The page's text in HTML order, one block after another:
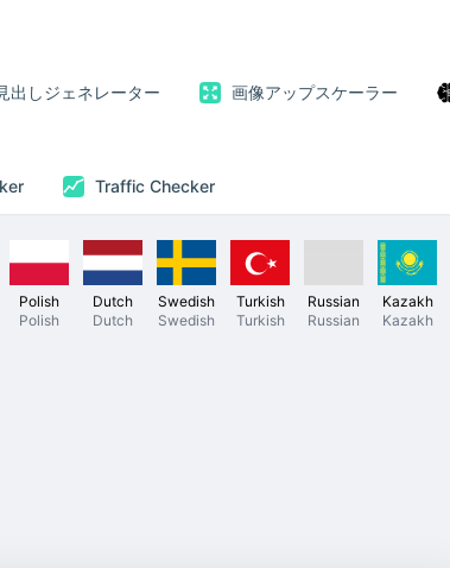
出しジェネレーター 画像アップスケーラー
Traffic Checker
Polish
Polish
Dutch
Dutch
Swedish
Swedish
Turkish
Turkish
Russian
Russian
Kazakh
Kazakh